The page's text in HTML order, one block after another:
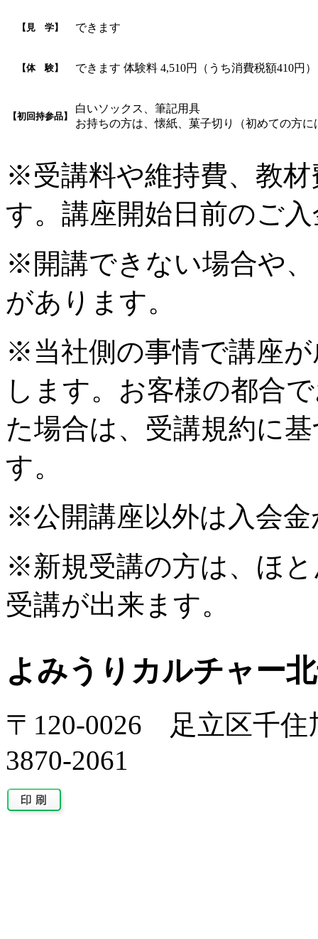
【見 学】 できます
【体 験】 できます 体験料 4,510円（うち消費税額410円）
【初回持参品】
白いソックス、筆記用具
お持ちの方は、懐紙、菓子切り（初めての方
※受講料や維持費、教
す。講座開始日前のご
※開講できない場合や
があります。
※当社側の事情で講座
します。お客様の都合
た場合は、受講規約に
す。
※公開講座以外は入会
※新規受講の方は、ほ
受講が出来ます。
よみうりカルチャー
〒120-0026 足立区千住
3870-2061